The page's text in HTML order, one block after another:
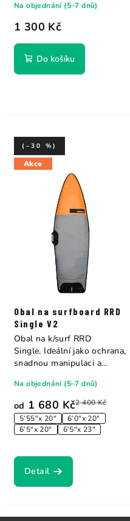
1 300 Kč
Na objednání (5–7 dnů)
Do košíku
Akce
Obal na surfboard RRD
Single V2
od 1 680 Kč2 400 Kč
(–30 %)
5’55″x 20″
6’0″x 20″
6’5″x 20″
6’5″x 23″
Na objednání (5–7 dnů)
Detail
Obal na k/surf RRD
Single. Ideální jako ochrana,
snadnou manipulaci a